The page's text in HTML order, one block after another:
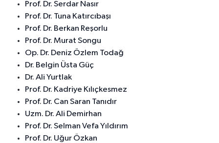
Prof. Dr. Serdar Nasır
Prof. Dr. Tuna Katırcıbaşı
Prof. Dr. Berkan Reşorlu
Prof. Dr. Murat Songu
Op. Dr. Deniz Özlem Todağ
Dr. Belgin Üsta Güç
Dr. Ali Yurtlak
Prof. Dr. Kadriye Kılıçkesmez
Prof. Dr. Can Saran Tanıdır
Uzm. Dr. Ali Demirhan
Prof. Dr. Selman Vefa Yıldırım
Prof. Dr. Uğur Özkan